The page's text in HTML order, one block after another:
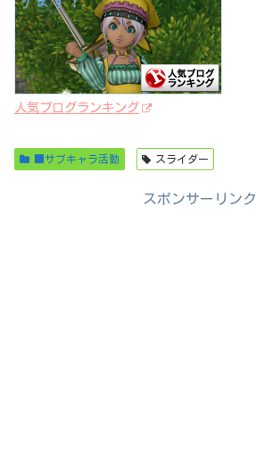
人気ブログランキング
■サブキャラ活動 スライダー
スポンサーリンク